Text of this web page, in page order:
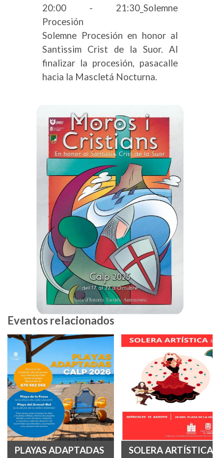
20:00 - 21:30_Solemne
Procesión
Solemne Procesión en honor al
Santissim Crist de la Suor. Al
finalizar la procesión, pasacalle
hacia la Mascletá Nocturna.
Eventos relacionados
PLAYAS ADAPTADAS
SOLERA ARTÍSTICA